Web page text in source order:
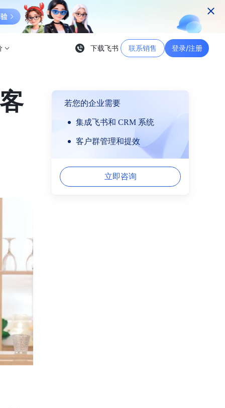
下载飞书 联系销售 登录/注册
若您的企业需要
集成飞书和 CRM 系统
客户群管理和提效
立即咨询